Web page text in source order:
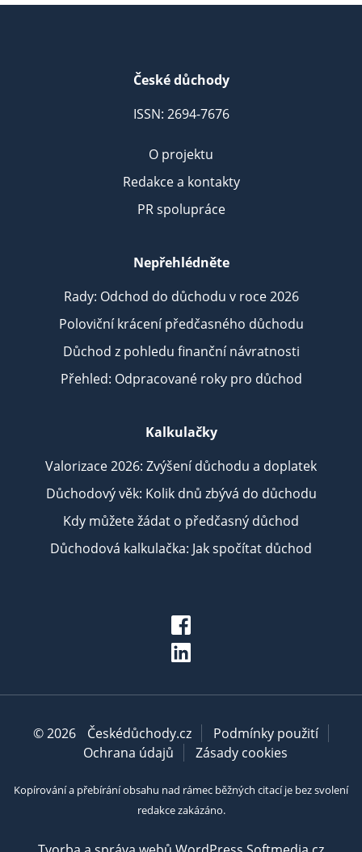
České důchody
ISSN: 2694-7676
O projektu
Redakce a kontakty
PR spolupráce
Nepřehlédněte
Rady: Odchod do důchodu v roce 2026
Poloviční krácení předčasného důchodu
Důchod z pohledu finanční návratnosti
Přehled: Odpracované roky pro důchod
Kalkulačky
Valorizace 2026: Zvýšení důchodu a doplatek
Důchodový věk: Kolik dnů zbývá do důchodu
Kdy můžete žádat o předčasný důchod
Důchodová kalkulačka: Jak spočítat důchod
© 2026 Českédůchody.cz
Podmínky použití
Ochrana údajů
Zásady cookies
Kopírování a přebírání obsahu nad rámec běžných citací je bez svolení
redakce zakázáno.